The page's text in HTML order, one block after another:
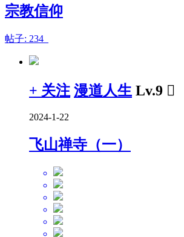
宗教信仰
帖子: 234
+ 关注 漫道人生 Lv.9 
2024-1-22
飞山禅寺（一）